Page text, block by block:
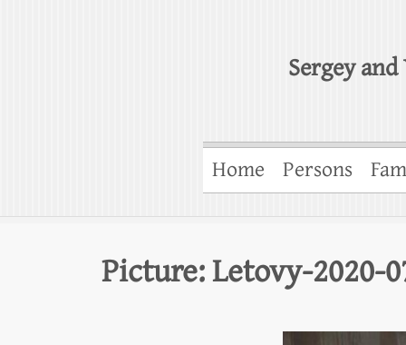
Sergey
Home Persons
Picture: Letovy-2020-